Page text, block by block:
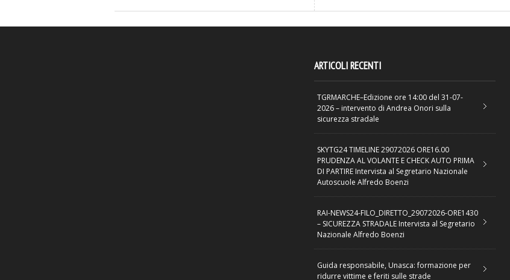
ARTICOLI RECENTI
TGRMARCHE–Edizione ore 14:00 del 31-07-
2026 – intervento di Andrea Onori sulla
sicurezza stradale
SKYTG24 TIMELINE 29072026 ORE16.00
PRUDENZA AL VOLANTE E CHECK AUTO PRIMA
DI PARTIRE Intervista al Segretario Nazionale
Autoscuole Alfredo Boenzi
RAI-NEWS24-FILO_DIRETTO_29072026-ORE1430
– SICUREZZA STRADALE Intervista al Segretario
Nazionale Alfredo Boenzi
Guida responsabile, Unasca: formazione per
ridurre vittime e feriti sulle strade